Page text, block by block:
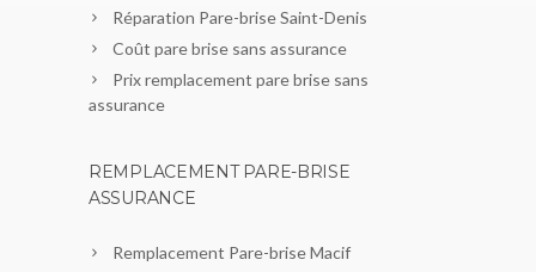
Réparation Pare-brise Saint-Denis
Coût pare brise sans assurance
Prix remplacement pare brise sans
assurance
REMPLACEMENT PARE-BRISE
ASSURANCE
Remplacement Pare-brise Macif